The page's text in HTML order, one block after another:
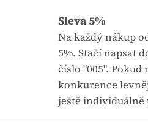
í
p
r
v
k
y
v
ý
n
í
Sleva 5%
Na každý nákup
5%. Stačí napsat
číslo "005". Pokud
konkurence
ještě individuálně